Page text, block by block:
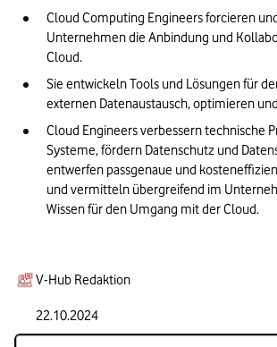
Cloud Computing Engineers forcieren
Unternehmen die Anbindung und
Cloud.
Sie entwickeln Tools und Lösungen für
externen Datenaustausch, optimieren
Cloud Engineers verbessern technische
Systeme, fördern Datenschutz und
entwerfen passgenaue und
und vermitteln übergreifend im
Wissen für den Umgang mit der Cloud.
V-Hub Redaktion
22.10.2024